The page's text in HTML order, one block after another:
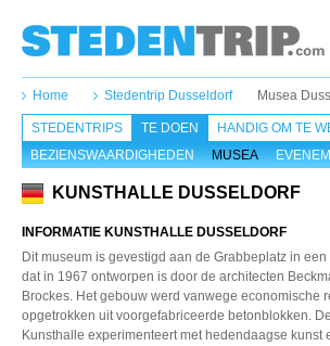
Home Stedentrip Dusseldorf Musea
STEDENTRIPS
TE DOEN
BEZIENSWAARDIGHEDEN
MUSEA
HANDIG OM TE
KUNSTHALLE DUSSELDORF
INFORMATIE KUNSTHALLE DUSSELDORF
Dit museum is gevestigd aan de Grabbeplatz in
dat in 1967 ontworpen is door de architecten
Brockes. Het gebouw werd vanwege economische
opgetrokken uit voorgefabriceerde betonblokken. De
Kunsthalle experimenteert met hedendaagse kunst